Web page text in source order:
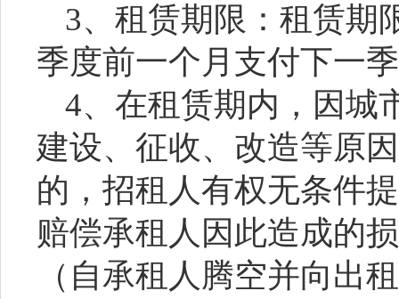
3、租赁期限：租赁期
季度前一个月支付下一
4、在租赁期内，因城
建设、征收、改造等原
的， 招租人有权无条件
赔偿承租人因此造成的
（自承租人腾空并向出